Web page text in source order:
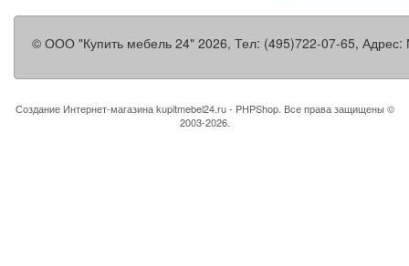
© ООО "Купить мебель 24" 2026, Тел: (495)722-07-65, Адрес:
Создание Интернет-магазинаkupitmebel24.ru - PHPShop. Все права защищены ©
2003-2026.